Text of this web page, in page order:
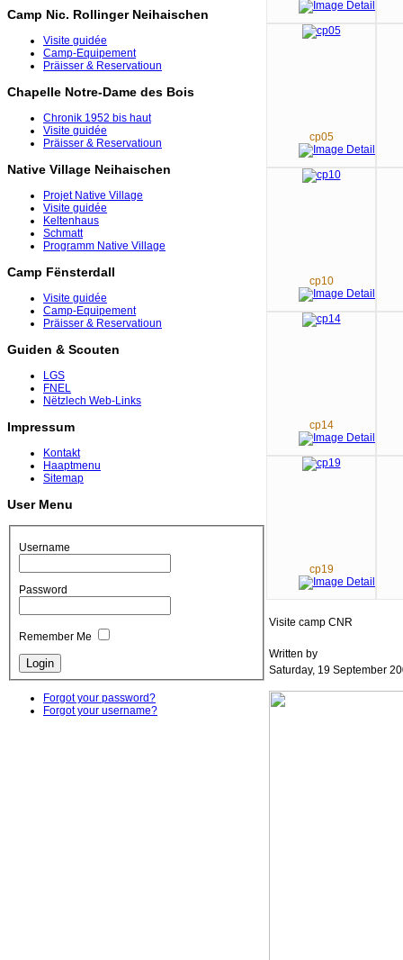
Camp Nic. Rollinger Neihaischen
Visite guidée
Camp-Equipement
Präisser & Reservatioun
Chapelle Notre-Dame des Bois
Chronik 1952 bis haut
Visite guidée
Präisser & Reservatioun
Native Village Neihaischen
Projet Native Village
Visite guidée
Keltenhaus
Schmatt
Programm Native Village
Camp Fënsterdall
Visite guidée
Camp-Equipement
Präisser & Reservatioun
Guiden & Scouten
LGS
FNEL
Nëtzlech Web-Links
Impressum
Kontakt
Haaptmenu
Sitemap
User Menu
Username
Password
Remember Me
Forgot your password?
Forgot your username?
cp05
cp10
cp14
cp19
Visite camp CNR
Written by
Saturday, 19 September